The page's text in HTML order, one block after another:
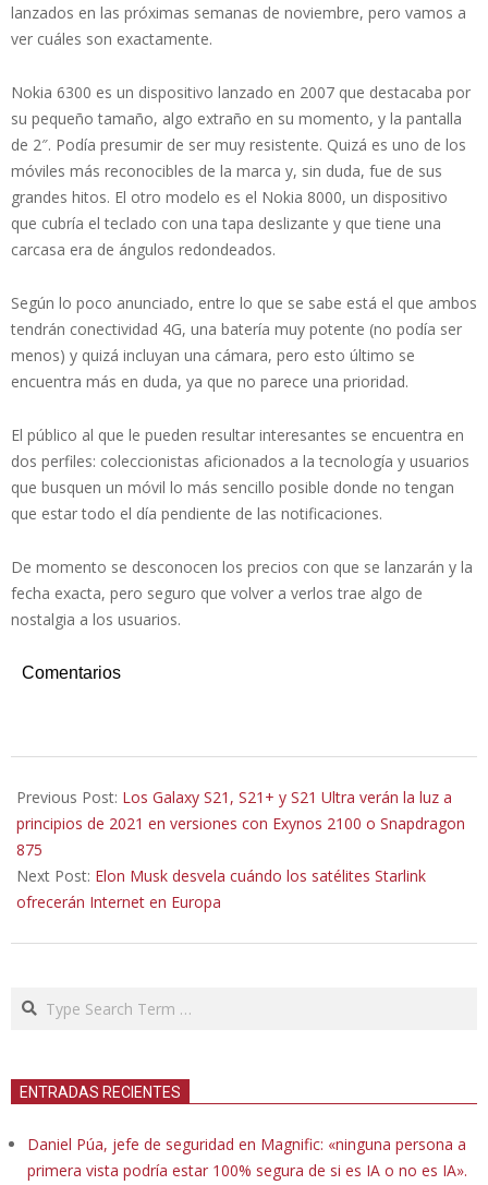
lanzados en las próximas semanas de noviembre, pero vamos a
ver cuáles son exactamente.
Nokia 6300 es un dispositivo lanzado en 2007 que destacaba por
su pequeño tamaño, algo extraño en su momento, y la pantalla
de 2″. Podía presumir de ser muy resistente. Quizá es uno de los
móviles más reconocibles de la marca y, sin duda, fue de sus
grandes hitos. El otro modelo es el Nokia 8000, un dispositivo
que cubría el teclado con una tapa deslizante y que tiene una
carcasa era de ángulos redondeados.
Según lo poco anunciado, entre lo que se sabe está el que ambos
tendrán conectividad 4G, una batería muy potente (no podía ser
menos) y quizá incluyan una cámara, pero esto último se
encuentra más en duda, ya que no parece una prioridad.
El público al que le pueden resultar interesantes se encuentra en
dos perfiles: coleccionistas aficionados a la tecnología y usuarios
que busquen un móvil lo más sencillo posible donde no tengan
que estar todo el día pendiente de las notificaciones.
De momento se desconocen los precios con que se lanzarán y la
fecha exacta, pero seguro que volver a verlos trae algo de
nostalgia a los usuarios.
Comentarios
11-
05
Previous Post: Los Galaxy S21, S21+ y S21 Ultra verán la luz a
principios de 2021 en versiones con Exynos 2100 o Snapdragon
875
Next Post: Elon Musk desvela cuándo los satélites Starlink
ofrecerán Internet en Europa
Search
ENTRADAS RECIENTES
Daniel Púa, jefe de seguridad en Magnific: «ninguna persona a
primera vista podría estar 100% segura de si es IA o no es IA».